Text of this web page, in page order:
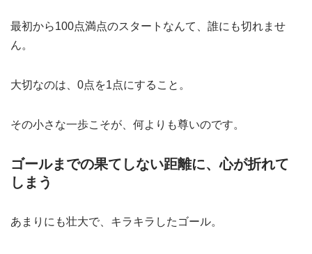
最初から100点満点のスタートなんて、誰にも切れませ
ん。
大切なのは、0点を1点にすること。
その小さな一歩こそが、何よりも尊いのです。
ゴールまでの果てしない距離に、心が折れて
しまう
あまりにも壮大で、キラキラしたゴール。